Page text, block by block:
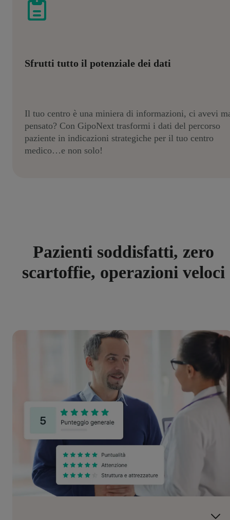
Sfrutti tutto il potenziale dei dati
Il tuo centro è una miniera di informazioni, ci avevi
pensato? Con GipoNext trasformi i dati del percorso
paziente in indicazioni strategiche per il tuo centro
medico…e non solo!
Pazienti soddisfatti, zero
scartoffie, operazioni veloci